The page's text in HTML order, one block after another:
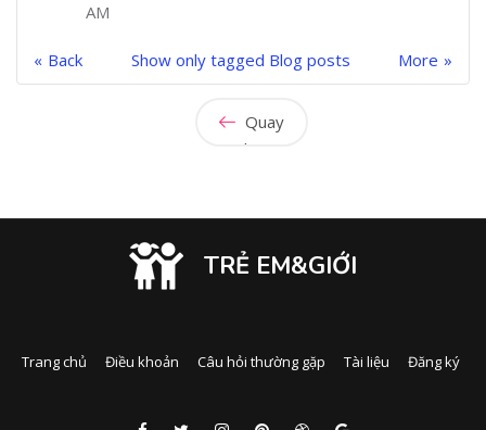
AM
Back More
Show only tagged Blog posts
Quay
lại
TRẺ EM&GIỚI
Trang chủ Điều khoản Câu hỏi thường gặp Tài liệu Đăng ký